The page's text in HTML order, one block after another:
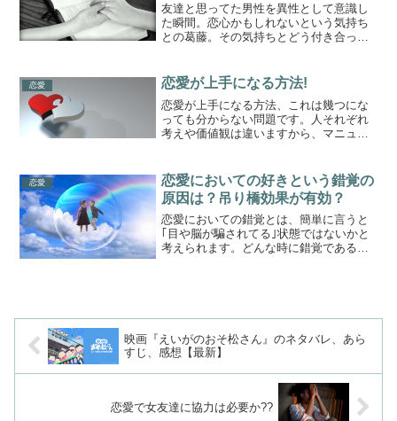
友達と思ってた男性を異性として意識し
た瞬間。恋心かもしれないという気持ち
との葛藤。その気持ちとどう付き合って
情は成立するのか？という問いに対して
の答えは様々だと思います...
恋愛 恋愛が上手になる方法!
恋愛が上手になる方法、これは幾つにな
っても分からない問題です。人それぞれ
考えや価値観は違いますから、マニュア
思います。育った環境兄弟構成や学生生
活によって、異性との接し...
恋愛
恋愛においての好きという錯覚の
原因は？吊り橋効果が有効？
恋愛においての錯覚とは、簡単に言うと
｢目や脳が騙されてる｣状態ではないかと
考えられます。どんな時に錯覚である状
映画『えいがのおそ松さん』のネタバレ、あら
すじ、感想【最新】
恋愛で女友達に協力は必要か??